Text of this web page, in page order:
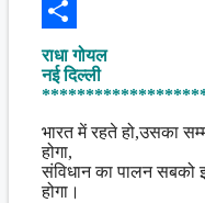
Facebook
Share
राधा गोयल
नई दिल्ली
भारत में रहते हो,उसका
होगा,
संविधान का पालन सबको
होगा।